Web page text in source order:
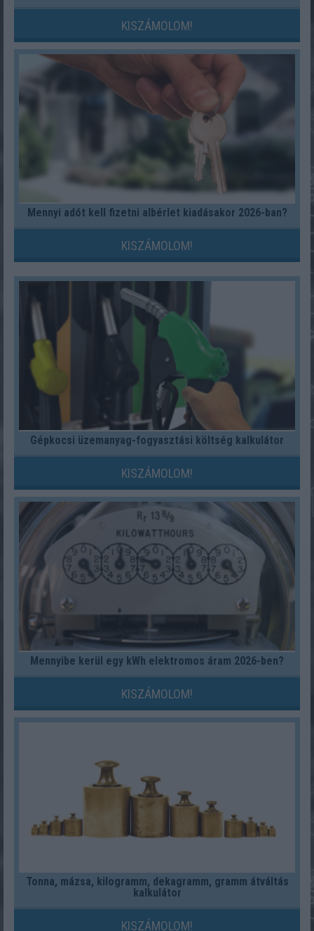
KISZÁMOLOM!
Mennyi adót kell fizetni albérlet kiadásakor 2026-ban?
KISZÁMOLOM!
Gépkocsi üzemanyag-fogyasztási költség kalkulátor
KISZÁMOLOM!
Mennyibe kerül egy kWh elektromos áram 2026-ben?
KISZÁMOLOM!
Tonna, mázsa, kilogramm, dekagramm, gramm átváltás
kalkulátor
KISZÁMOLOM!